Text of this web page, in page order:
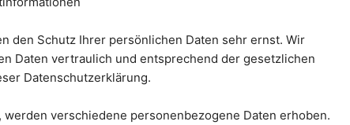
den Schutz Ihrer persönlichen Daten sehr ernst. Wir
Daten vertraulich und entsprechend der gesetzlichen
Datenschutzerklärung.
werden verschiedene personenbezogene Daten erhoben.